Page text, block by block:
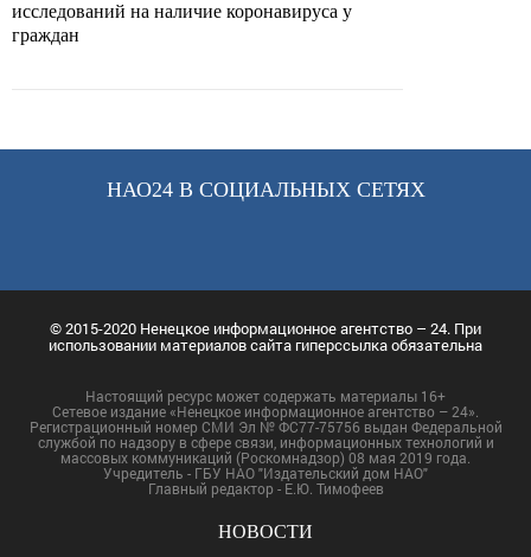
исследований на наличие коронавируса у
граждан
НАО24 В СОЦИАЛЬНЫХ СЕТЯХ
© 2015-2020 Ненецкое информационное агентство – 24. При
использовании материалов сайта гиперссылка обязательна
Настоящий ресурс может содержать материалы 16+
Сетевое издание «Ненецкое информационное агентство – 24».
Регистрационный номер СМИ Эл № ФС77-75756 выдан Федеральной
службой по надзору в сфере связи, информационных технологий и
массовых коммуникаций (Роскомнадзор) 08 мая 2019 года.
Учредитель - ГБУ НАО "Издательский дом НАО"
Главный редактор - Е.Ю. Тимофеев
НОВОСТИ